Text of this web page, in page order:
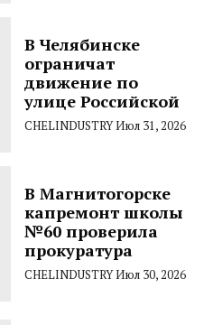
В Челябинске
ограничат
движение по
улице Российской
CHELINDUSTRYИюл 31, 2026
В Магнитогорске
капремонт школы
№60 проверила
прокуратура
CHELINDUSTRYИюл 30, 2026